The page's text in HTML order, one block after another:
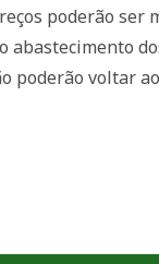
poderão
voltar